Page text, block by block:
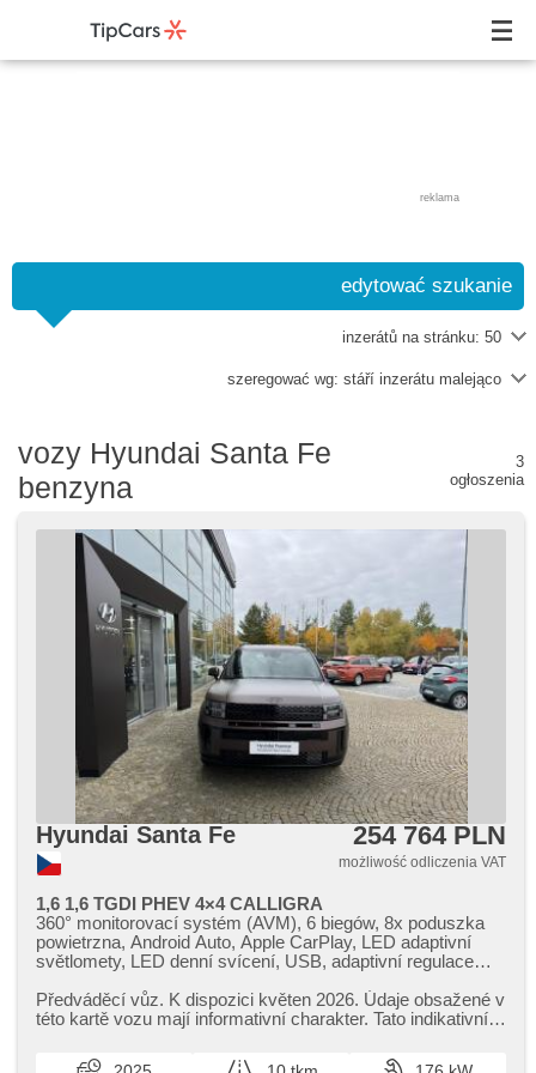
reklama
edytować szukanie
inzerátů na stránku: 50
szeregować wg: stáří inzerátu malejąco
vozy Hyundai Santa Fe
benzyna
3
ogłoszenia
Hyundai Santa Fe 254 764 PLN
możliwość odliczenia VAT
1,6 1,6 TGDI PHEV 4×4 CALLIGRA
360° monitorovací systém (AVM), 6 biegów, 8x poduszka
powietrzna, Android Auto, Apple CarPlay, LED adaptivní
světlomety, LED denní svícení, USB, adaptivní regulace
powietrzna kierowcy, alarm, ambientní osvětlení interiéru,
asistent jízdy v jízdním pruhu, asistent jízdy v koloně,
pruhu, automatyczne lampy ostrzegawcze, klimatronic,
Předváděcí vůz. K dispozici květen 2026. Údaje obsažené v
této kartě vozu mají informativní charakter. Tato indikativní